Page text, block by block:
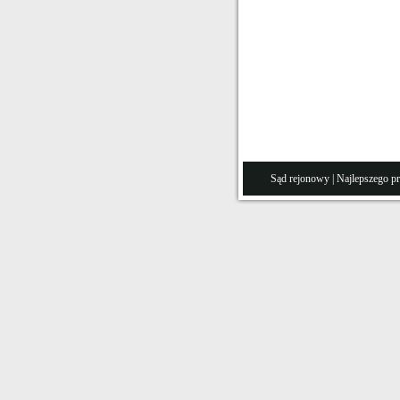
Sąd rejonowy | Najlepszego